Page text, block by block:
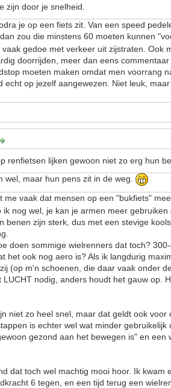
zijn door je snelheid.
je op een fiets zit. Van een speed
zou die minstens 60 moeten kunnen
gedoe met verkeer uit zijstraten. Ook
doorrijden, meer dan eens
moeten maken omdat men voorrang
echt op jezelf aangewezen. Niet leuk,
renfietsen lijken gewoon niet zo erg hun
wel, maar hun pens zit in de weg.
me vaak dat mensen op een "bukfiets"
nog wel, je kan je armen meer
benen zijn sterk, dus met een stevige
doen sommige wielrenners dat toch?
het ook nog aero is? Als ik langdurig
(op m'n schoenen, die daar vaak onder
nodig, anders houdt het gauw op.
niet zo heel snel, maar dat geldt ook
is echter wel wat minder
gezond aan het bewegen is" en
dat toch wel machtig mooi hoor. Ik kwam
6 tegen, en een tijd terug een